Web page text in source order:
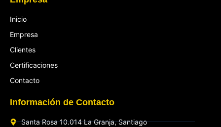
Inicio
Empresa
Clientes
Certificaciones
Contacto
Información de Contacto
Santa Rosa 10.014 La Granja, Santiago